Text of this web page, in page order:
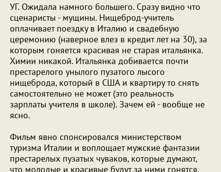
УГ. Ожидала намного большего. Сразу видно что
сценаристы - мущины. Нищеброд-учитель
оплачивает поездку в Италию и свадебную
церемонию (наверное влез в кредит лет на 30), за
которым гоняется красивая не старая итальянка.
Химии никакой. Итальянка добивается почти
престарелого унылого пузатого лысого
нищеброда, который в США и квартиру то снять
самостоятельно не может (это реальность
зарплаты учителя в школе). Зачем ей - вообще не
ясно.
Фильм явно спонсировался министерством
туризма Италии и воплощает мужские фантазии
престарелых пузатых чуваков, которые думают,
что молодые и красивые будут за ними гонятся.